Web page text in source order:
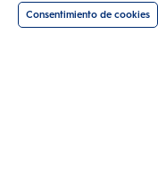
Consentimiento de cookies